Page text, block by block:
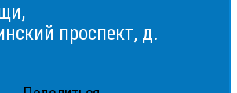
проспект, д.